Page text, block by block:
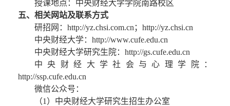
授课地点：中央财经大学学院南路校区
五、相关网站及联系方式
研招网：http://yz.chsi.com.cn；http://yz.chsi.cn
中央财经大学：http://www.cufe.edu.cn
中央财经大学研究生院：http://gs.cufe.edu.cn
中央财经大学社会与心理学院：
http://ssp.cufe.edu.cn
微信公众号：
（1）中央财经大学研究生招生办公室